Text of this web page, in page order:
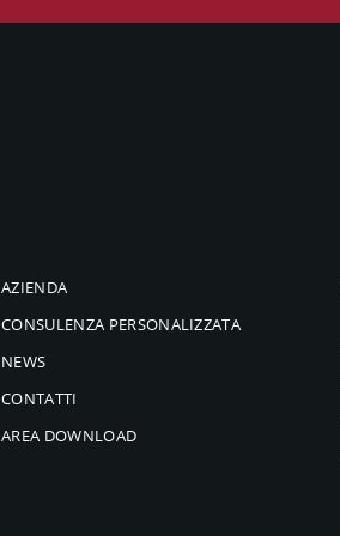
AZIENDA
CONSULENZA PERSONALIZZATA
NEWS
CONTATTI
AREA DOWNLOAD